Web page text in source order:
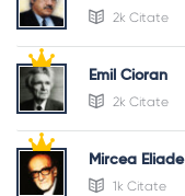
2k Citate
Emil Cioran
2k Citate
Mircea Eliade
1k Citate